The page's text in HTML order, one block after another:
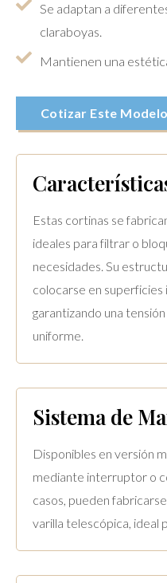
Se adaptan a
claraboyas.
Mantienen una
Cotizar Este Modelo
Estas cortinas se
ideales para filtrar o
necesidades. Su
colocarse en superficies
garantizando una
uniforme.
Sistema de
Disponibles en versión
mediante interruptor o
casos, pueden
varilla telescópica, ideal